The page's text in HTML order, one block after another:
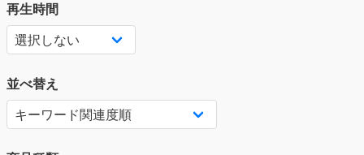
再生時間
並べ替え